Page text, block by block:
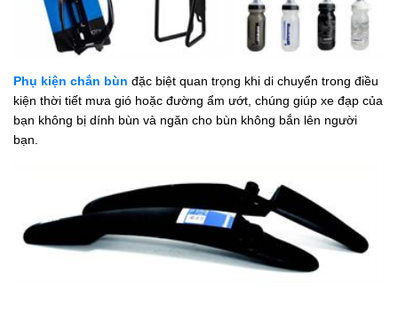
Phụ kiện chắn bùn đặc biệt quan trọng khi di chuyển trong điều
kiện thời tiết mưa gió hoặc đường ẩm ướt, chúng giúp xe đạp của
bạn không bị dính bùn và ngăn cho bùn không bắn lên người
bạn.